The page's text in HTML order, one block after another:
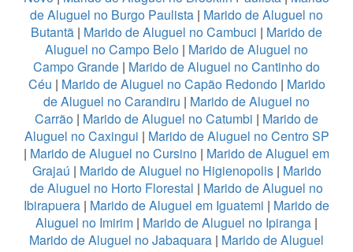
de Aluguel no Burgo Paulista | Marido de Aluguel no
Butantã | Marido de Aluguel no Cambuci | Marido de
Aluguel no Campo Belo | Marido de Aluguel no
Campo Grande | Marido de Aluguel no Cantinho do
Céu | Marido de Aluguel no Capão Redondo| Marido
de Aluguel no Carandiru | Marido de Aluguel no
Carrão | Marido de Aluguel no Catumbi | Marido de
Aluguel no Caxingui | Marido de Aluguel no Centro SP
| Marido de Aluguel no Cursino | Marido de Aluguel em
Grajaú | Marido de Aluguel no Higienopolis| Marido
de Aluguel no Horto Florestal | Marido de Aluguel no
Ibirapuera | Marido de Aluguel em Iguatemi | Marido de
Aluguel no Imirim | Marido de Aluguel no Ipiranga |
Marido de Aluguel no Jabaquara | Marido de Aluguel